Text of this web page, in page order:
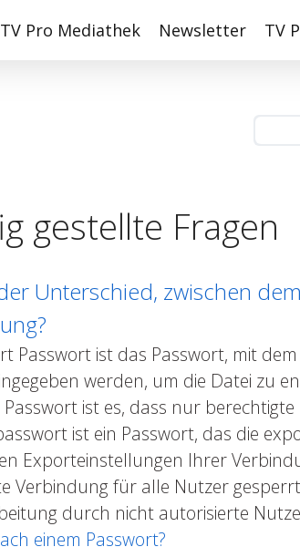
TV Pro Mediathek Newsletter TV
gestellte Fragen
Unterschied, zwischen
Passwort ist das Passwort, mit
werden, um die Datei zu
Passwort ist es, dass nur
ist ein Passwort, das die
Exporteinstellungen Ihrer
Verbindung für alle Nutzer
durch nicht autorisierte
einem Passwort?